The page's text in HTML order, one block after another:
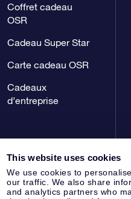
This website uses cookies
We use cookies to
our traffic. We also share
and analytics partners who
Coffret cadeau
OSR
Cadeau Super Star
Carte cadeau OSR
Cadeaux
d’entreprise